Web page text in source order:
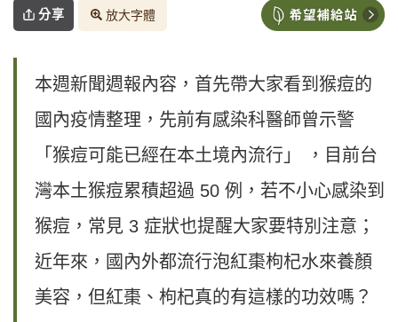
分享 放大字體
本週新聞週報內容，首先帶大家看到猴痘的
國內疫情整理，先前有感染科醫師曾示警
「猴痘可能已經在本土境內流行」 ，目前台
灣本土猴痘累積超過 50 例，若不小心感染到
猴痘，常見 3 症狀也提醒大家要特別注意；
近年來，國內外都流行泡紅棗枸杞水來養顏
美容，但紅棗、枸杞真的有這樣的功效嗎？